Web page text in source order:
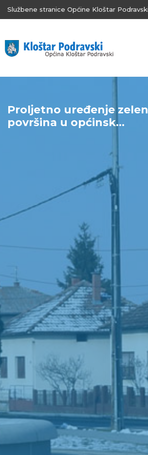
Službene stranice Općine Kloštar Podravski
Proljetno uređenje
površina u općinsk...